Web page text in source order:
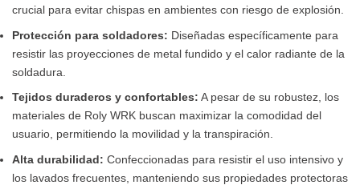
crucial para evitar chispas en ambientes con riesgo de explosión.
Protección para soldadores: Diseñadas específicamente para
resistir las proyecciones de metal fundido y el calor radiante de la
soldadura.
Tejidos duraderos y confortables: A pesar de su robustez, los
materiales de Roly WRK buscan maximizar la comodidad del
usuario, permitiendo la movilidad y la transpiración.
Alta durabilidad: Confeccionadas para resistir el uso intensivo y
los lavados frecuentes, manteniendo sus propiedades protectoras